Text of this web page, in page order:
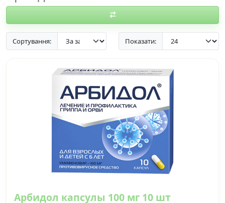
Сортування: Показати:
Арбидол капсулы 100 мг 10 шт